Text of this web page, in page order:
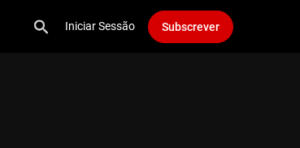
Iniciar Sessão Subscrever